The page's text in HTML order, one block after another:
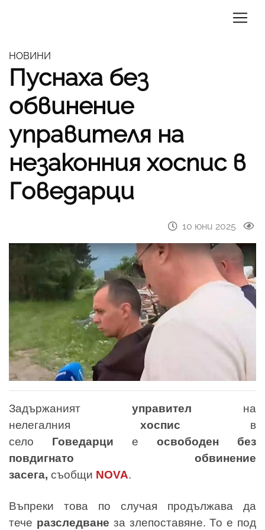
НОВИНИ
Пуснаха без
обвинение
управителя на
незаконния хоспис в
Говедарци
10 юни 2025
Задържаният управител на
нелегалния хоспис в
село Говедарци е освободен без
повдигнато обвинение
засега, съобщи NOVA.
Въпреки това по случая продължава да
тече разследване за злепоставяне. То е под